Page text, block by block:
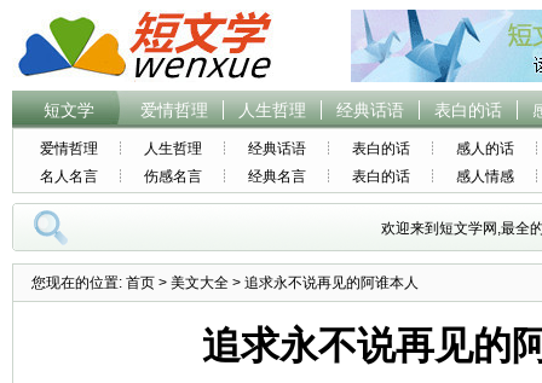
短文学 爱情哲理 人生哲理 经典话语 表白的话
爱情哲理 人生哲理 经典话语 表白的话
感人的话
名人名言
伤感名言 经典名言 表白的话 感人情感
欢迎来到短文学网,最全
您现在的位置: 首页 > 美文大全 > 追求永不说再见的阿谁本人
追求永不说再见的